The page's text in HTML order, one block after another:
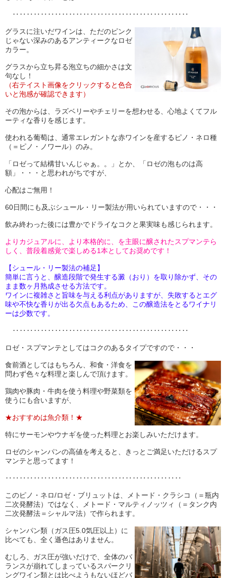
‥‥‥‥‥‥‥‥‥‥‥‥‥‥‥‥‥‥‥‥‥‥‥‥‥
グラスに注いだワインは、ただのピンク
じゃない深みのあるアンティークなロゼ
カラー。
グラスから立ち昇る泡立ちの細かさは文
句なし！
（右テイスト画像をクリックすると色合
いと泡感が確認できます）
その泡からは、ラズベリーやチェリーを想わせる、心地よくてフル
ーティな香りを感じます。
使われる葡萄は、通常エレガントな赤ワインを産するピノ・ネロ種
（＝ピノ・ノワール）のみ。
「ロゼって結構甘いんじゃぁ。。」とか、「ロゼの泡ものは高
額」・・・と思われがちですが、
心配はご無用！
60日間にも及ぶシュール・リー製法が用いられていますので・・・
飲み終わった後には豊かでドライなコクと果実味も感じられます。
よりカジュアルに、より本格的に、を主眼に醸されたスプマンテら
しく、普段着感覚で楽しめる1本としてお奨めです！
【シュール・リー製法の補足】
簡単に言うと、醸造段階で発生する澱（おり）を取り除かず、その
まま数ヶ月熟成させる方法です。
ワインに複雑さと旨味を与える利点がありますが、失敗するとエグ
味や不快な香りが出る欠点もあるため、この醸造法をとるワイナリ
ーは少数です。
‥‥‥‥‥‥‥‥‥‥‥‥‥‥‥‥‥‥‥‥‥‥‥‥‥
ロゼ・スプマンテとしてはコクのあるタイプですので・・・
食前酒としてはもちろん、和食・洋食を
問わず色々な料理と楽しんで頂けます。
鶏肉や豚肉・牛肉を使う料理や野菜類を
使うにも合いますが、
★おすすめは魚介類！★
特にサーモンやウナギを使った料理とお楽しみいただけます。
ロゼのシャンパンの高値を考えると、きっとご満足いただけるスプ
マンテと思ってます！
‥‥‥‥‥‥‥‥‥‥‥‥‥‥‥‥‥‥‥‥‥‥‥‥‥
このピノ・ネロ/ロゼ・ブリュットは、メトード・クラシコ（＝瓶内
二次発酵法）ではなく、メトード・マルティノッツィ（＝タンク内
二次発酵法＝シャルマ法）で作られます。
シャンパン類（ガス圧5.0気圧以上）に
比べても、全く遜色はありません。
むしろ、ガス圧が強いだけで、全体のバ
ランスが崩れてしまっているスパークリ
ングワイン類とは比べようもないほどバ